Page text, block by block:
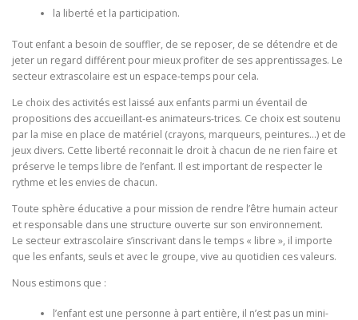
la liberté et la participation.
Tout enfant a besoin de souffler, de se reposer, de se détendre et de
jeter un regard différent pour mieux profiter de ses apprentissages. Le
secteur extrascolaire est un espace-temps pour cela.
Le choix des activités est laissé aux enfants parmi un éventail de
propositions des accueillant-es animateurs-trices. Ce choix est soutenu
par la mise en place de matériel (crayons, marqueurs, peintures…) et de
jeux divers. Cette liberté reconnait le droit à chacun de ne rien faire et
préserve le temps libre de l’enfant. Il est important de respecter le
rythme et les envies de chacun.
Toute sphère éducative a pour mission de rendre l’être humain acteur
et responsable dans une structure ouverte sur son environnement.
Le secteur extrascolaire s’inscrivant dans le temps « libre », il importe
que les enfants, seuls et avec le groupe, vive au quotidien ces valeurs.
Nous estimons que :
l’enfant est une personne à part entière, il n’est pas un mini-